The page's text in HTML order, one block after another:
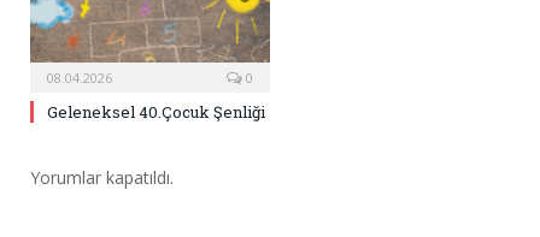
08.04.2026 0
Geleneksel 40.Çocuk Şenliği
Yorumlar kapatıldı.